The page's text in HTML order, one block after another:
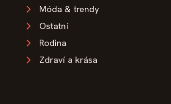
Móda & trendy
Ostatní
Rodina
Zdraví a krása